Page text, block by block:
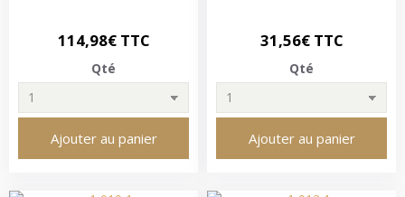
114,98€ TTC
Qté
Ajouter au panier
31,56€ TTC
Qté
Ajouter au panier